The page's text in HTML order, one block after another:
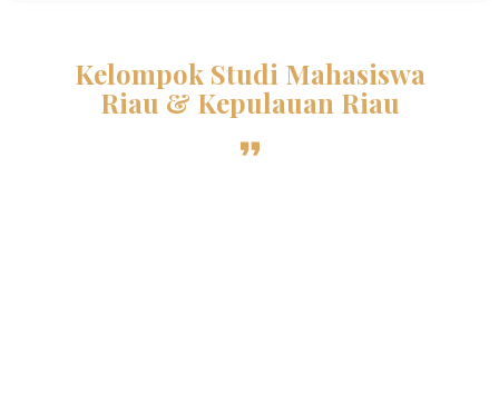
Kelompok Studi Mahasiswa
Riau & Kepulauan Riau